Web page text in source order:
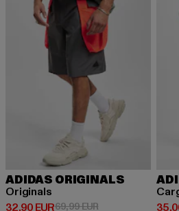
ADIDAS ORIGINALS
Originals
32,90 EUR
Derzeitiger Preis: 32,90 EUR
69,99 EURAktionspreis: